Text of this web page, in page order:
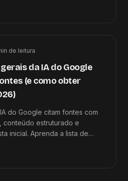
de leitura
da IA ​​do Google
(e como obter
do Google citam fontes com
conteúdo estruturado e
inicial. Aprenda a lista de
do SGE.